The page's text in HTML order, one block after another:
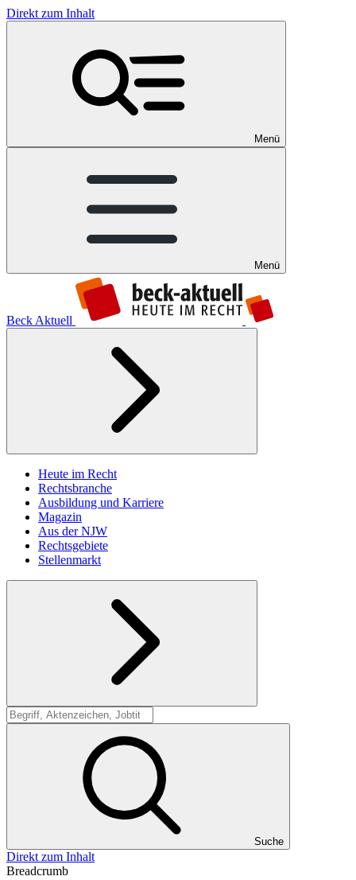
Direkt zum Inhalt
Menü
Menü
Beck Aktuell
Heute im Recht
Rechtsbranche
Ausbildung und Karriere
Magazin
Aus der NJW
Rechtsgebiete
Stellenmarkt
Suche
Suche
Direkt zum Inhalt
Breadcrumb